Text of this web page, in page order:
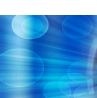
to
content